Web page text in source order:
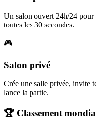
Un salon ouvert 24h/24 pour
toutes les 30 secondes.
🎮
Salon privé
Crée une salle privée, invite
lance la partie.
🏆 Classement